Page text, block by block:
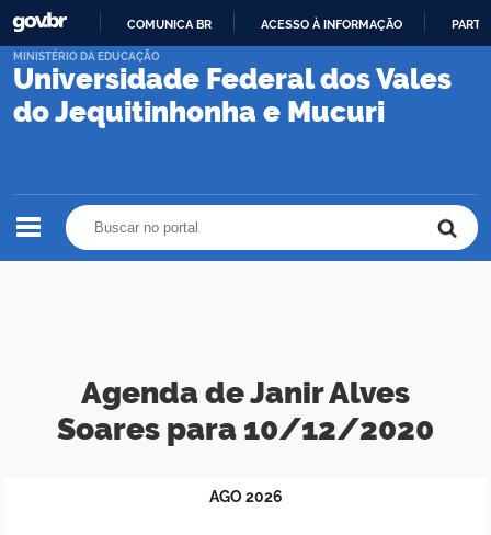
PARA
CONTEÚDO
COMUNICA BR ACESSO À INFORMAÇÃO
Universidade Federal dos Vales
do Jequitinhonha e Mucuri
MINISTÉRIO DA EDUCAÇÃO
Agenda de Janir Alves
Soares para 10/12/2020
AGO 2026